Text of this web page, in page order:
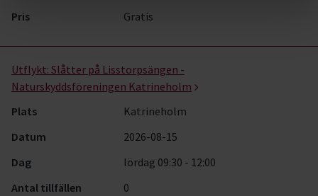
Pris
Gratis
Utflykt: Slåtter på Lisstorpsängen -
Naturskyddsföreningen Katrineholm
Plats
Katrineholm
Datum
2026-08-15
Dag
lördag 09:30 - 12:00
Antal tillfällen
0